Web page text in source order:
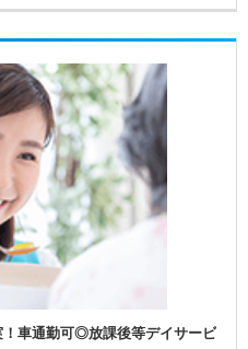
！車通勤可◎放課後等デイサービ